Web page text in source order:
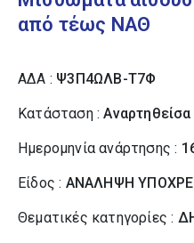
από τέως ΝΑΘ
ΑΔΑ : Ψ3Π4ΩΛΒ-Τ7Φ
Κατάσταση :Αναρτηθείσα
Ημερομηνία ανάρτησης :
Είδος : ΑΝΑΛΗΨΗ
Θεματικές κατηγορίες :